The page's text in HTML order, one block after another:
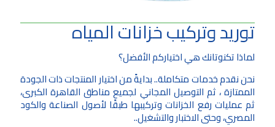
توريد وتركيب خزانات المياه
لماذا تكنوتانك هي اختياركم الأفضل؟
نحن نقدم خدمات متكاملة.. بدايةً من اختيار المنتجات ذات الجودة
الممتازة ، ثم التوصيل المجاني لجميع مناطق القاهرة الكبرى،
ثم عمليات رفع الخزانات وتركيبها طبقًا لأصول الصناعة والكود
المصري، وحتى الاختبار والتشغيل..